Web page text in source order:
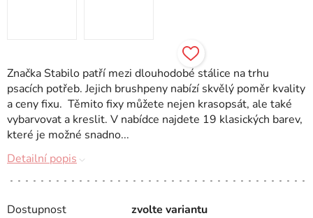
Dostupnost
zvolte variantu
Značka Stabilo patří mezi dlouhodobé stálice na trhu
psacích potřeb. Jejich brushpeny nabízí skvělý poměr kvality
a ceny fixu. Těmito fixy můžete nejen krasopsát, ale také
vybarvovat a kreslit. V nabídce najdete 19 klasických barev,
které je možné snadno...
Detailní popis